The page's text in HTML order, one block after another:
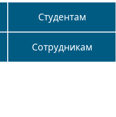
Студентам
Сотрудникам